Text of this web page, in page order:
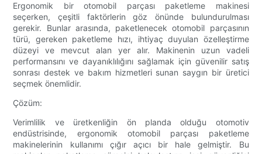
Ergonomik bir otomobil parçası paketleme makinesi
seçerken, çeşitli faktörlerin göz önünde bulundurulması
gerekir. Bunlar arasında, paketlenecek otomobil parçasının
türü, gereken paketleme hızı, ihtiyaç duyulan özelleştirme
düzeyi ve mevcut alan yer alır. Makinenin uzun vadeli
performansını ve dayanıklılığını sağlamak için güvenilir satış
sonrası destek ve bakım hizmetleri sunan saygın bir üretici
seçmek önemlidir.
Çözüm:
Verimlilik ve üretkenliğin ön planda olduğu otomotiv
endüstrisinde, ergonomik otomobil parçası paketleme
makinelerinin kullanımı çığır açıcı bir hale gelmiştir. Bu